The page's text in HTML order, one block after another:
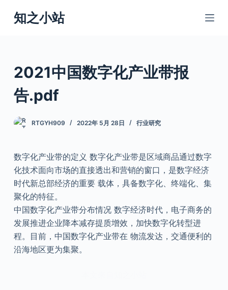
跳
过
知之小站
2021中国数字化产业带报
告.pdf
RTGYH909 2022年 5月 28日 行业研究
数字化产业带的定义 数字化产业带是区域商品通过数字
化技术面向市场的直接透出和营销的窗口，是数字经济
时代新总部经济的重要 载体，具备数字化、终端化、集
聚化的特征。
中国数字化产业带分布情况 数字经济时代，电子商务的
发展推进企业降本减存提质增效，加快数字化转型进
程。目前，中国数字化产业带在 物流发达，交通便利的
沿海地区更为集聚。